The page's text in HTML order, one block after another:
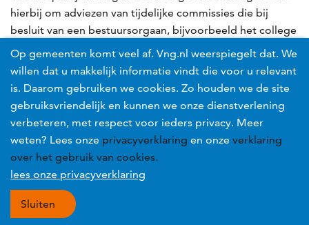
hierbij om adviezen van tijdelijke commissies die bij
besluit van een bestuursorgaan, bijvoorbeeld het college
of de gemeenteraad, zijn ingesteld. De organisaties/
partijen die u noemt, kunnen naar ons oordeel niet als
''externe partijen'' worden gezien omdat er op enigerlei
wijze (toch) van verbondenheid met de gemeente sprake
is.
Wat zijn officiële adviescommissies en -colleges voor
een gemeente? Zijn daar voorbeelden van te geven?
De categorie adviezen ziet in de eerste plaats op
adviezen over de onderwerpen van:
Op gemeenten komt veel af. Vng.nl weerspiegelt dat. We
willen dat u makkelijk informatie vindt die voor u relevant
is. Daarom gebruiken we cookies. Zo houden we de site
gebruiksvriendelijk en kunnen we onze dienstverlening
verbeteren, met respect voor ieders privacy. Meer
weten? Lees onze privacyverklaring en onze verklaring
over het gebruik van cookies.
lees onze privacyverklaring
Sluiten